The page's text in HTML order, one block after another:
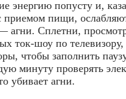
энергию попусту и,
приемом пищи,
агни. Сплетни,
ток-шоу по
чтобы заполнить
минуту проверять
убивает агни.